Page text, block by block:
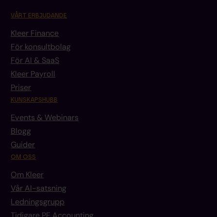
VÅRT ERBJUDANDE
Kleer Finance
För konsultbolag
För AI & SaaS
Kleer Payroll
Priser
KUNSKAPSHUBB
Events & Webinars
Blogg
Guider
OM OSS
Om Kleer
Vår AI-satsning
Ledningsgrupp